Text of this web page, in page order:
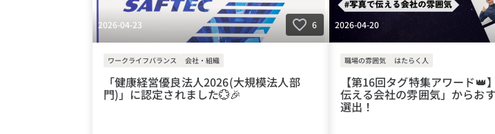
2026-04-23 6
ワークライフバランス 会社・組織
「健康経営優良法人2026(大規模法人部
門)」に認定されました💮🎉
2026-04-20
職場の雰囲気 はたらく人
【第16回タグ特集アワード👑
伝える会社の雰囲気」からお
選出！